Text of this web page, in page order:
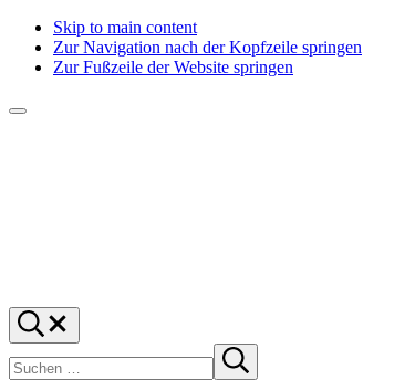
Skip to main content
Zur Navigation nach der Kopfzeile springen
Zur Fußzeile der Website springen
Menü
f1rstlife
Und
was
denkst
du?
Suchen
…
Suche
starten